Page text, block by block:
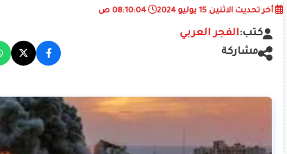
أخر تحديث الاثنين 15 يوليو 2024
كتب:الفجر العربي
مشاركة